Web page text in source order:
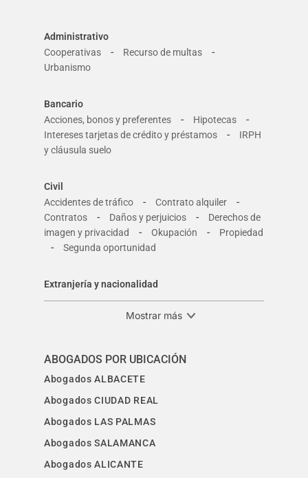
Administrativo
Cooperativas
- Recurso de multas -
Urbanismo
Bancario
Acciones, bonos y preferentes
- Hipotecas -
Intereses tarjetas de crédito y préstamos -
IRPH
y cláusula suelo
Civil
Accidentes de tráfico
- Contrato alquiler -
Contratos - Daños y perjuicios -
Derechos de
imagen y privacidad
- Okupación - Propiedad
- Segunda oportunidad
Extranjería y nacionalidad
Mostrar más
ABOGADOS POR UBICACIÓN
Abogados ALBACETE
Abogados CIUDAD REAL
Abogados LAS PALMAS
Abogados SALAMANCA
Abogados ALICANTE